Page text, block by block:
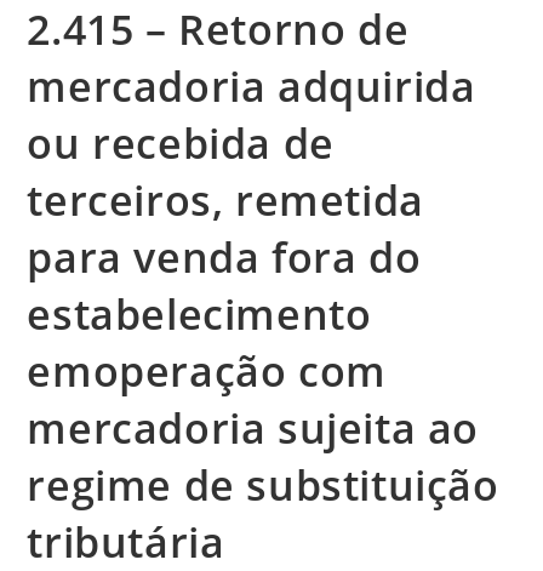
2.415 – Retorno de
mercadoria adquirida
ou recebida de
terceiros, remetida
para venda fora do
estabelecimento
emoperação com
mercadoria sujeita ao
regime de substituição
tributária